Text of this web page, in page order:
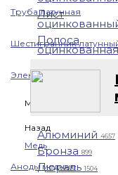
Труба латунная
Шестигранник
Электрод латунный
Медь
Назад
Медь
Аноды медные
Лист
Полоса
Алюминий 4657
Бронза 899
Дюраль1504